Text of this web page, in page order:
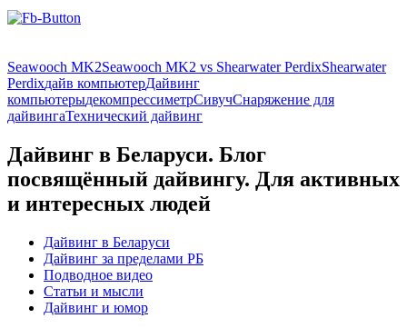
Seawooch MK2Seawooch MK2 vs Shearwater PerdixShearwater
Perdixдайв компьютерДайвинг
компьютерыдекомпрессиметрСивучСнаряжение для
дайвингаТехнический дайвинг
Дайвинг в Беларуси. Блог
посвящённый дайвингу. Для активных
и интересных людей
Дайвинг в Беларуси
Дайвинг за пределами РБ
Подводное видео
Статьи и мысли
Дайвинг и юмор